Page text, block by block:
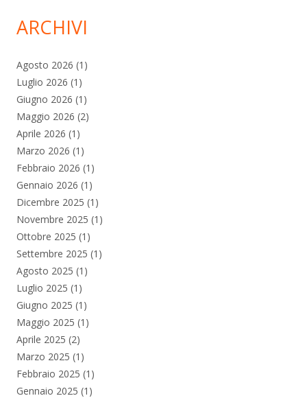
ARCHIVI
Agosto 2026 (1)
Luglio 2026 (1)
Giugno 2026 (1)
Maggio 2026 (2)
Aprile 2026 (1)
Marzo 2026 (1)
Febbraio 2026 (1)
Gennaio 2026 (1)
Dicembre 2025 (1)
Novembre 2025 (1)
Ottobre 2025 (1)
Settembre 2025 (1)
Agosto 2025 (1)
Luglio 2025 (1)
Giugno 2025 (1)
Maggio 2025 (1)
Aprile 2025 (2)
Marzo 2025 (1)
Febbraio 2025 (1)
Gennaio 2025 (1)